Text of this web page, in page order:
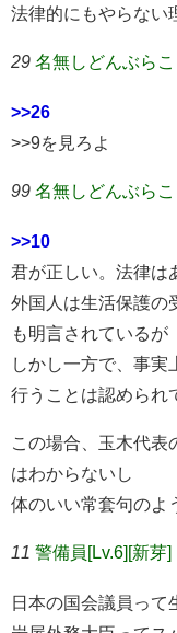
法律的にもやらない
29 名無しどんぶらこ
>>26
>>9を見ろよ
99 名無しどんぶらこ
>>10
君が正しい。法律は
外国人は生活保護の
も明言されているが
しかし一方で、事実
行うことは認められ
この場合、玉木代表
はわからないし
体のいい常套句のよ
11 警備員[Lv.6][新芽]
日本の国会議員って